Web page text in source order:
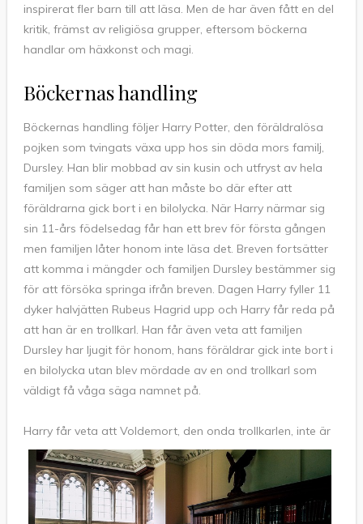
inspirerat fler barn till att läsa. Men de har även fått en del
kritik, främst av religiösa grupper, eftersom böckerna
handlar om häxkonst och magi.
Böckernas handling
Böckernas handling följer Harry Potter, den föräldralösa
pojken som tvingats växa upp hos sin döda mors familj,
Dursley. Han blir mobbad av sin kusin och utfryst av hela
familjen som säger att han måste bo där efter att
föräldrarna gick bort i en bilolycka. När Harry närmar sig
sin 11-års födelsedag får han ett brev för första gången
men familjen låter honom inte läsa det. Breven fortsätter
att komma i mängder och familjen Dursley bestämmer sig
för att försöka springa ifrån breven. Dagen Harry fyller 11
dyker halvjätten Rubeus Hagrid upp och Harry får reda på
att han är en trollkarl. Han får även veta att familjen
Dursley har ljugit för honom, hans föräldrar gick inte bort i
en bilolycka utan blev mördade av en ond trollkarl som
väldigt få våga säga namnet på.
Harry får veta att Voldemort, den onda trollkarlen, inte är